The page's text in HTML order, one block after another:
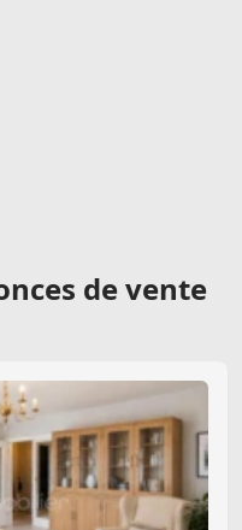
de vente